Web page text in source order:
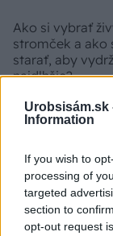
Urobsisám.sk
Information
If you wish to
processing of
targeted
section to
opt-out request
Ako si vybrať
stromček a ako
starať, aby
najdlhšie?
ASB.sk